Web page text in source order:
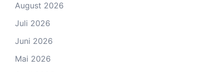
August 2026
Juli 2026
Juni 2026
Mai 2026